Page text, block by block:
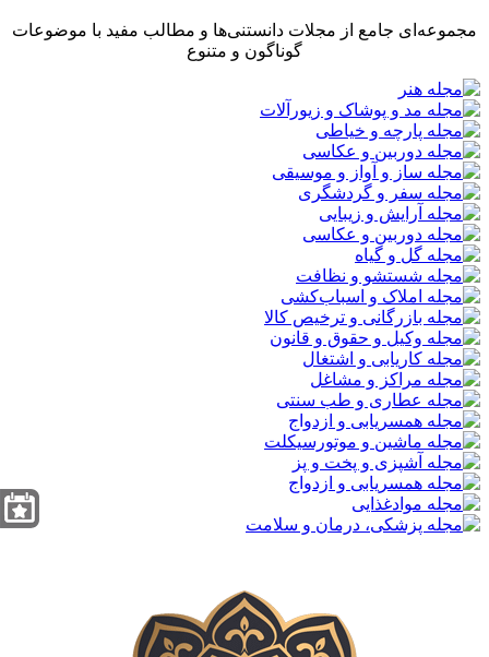
مجموعه‌ای جامع از مجلات دانستنی‌ها و مطالب مفید با موضوعات
گوناگون و متنوع